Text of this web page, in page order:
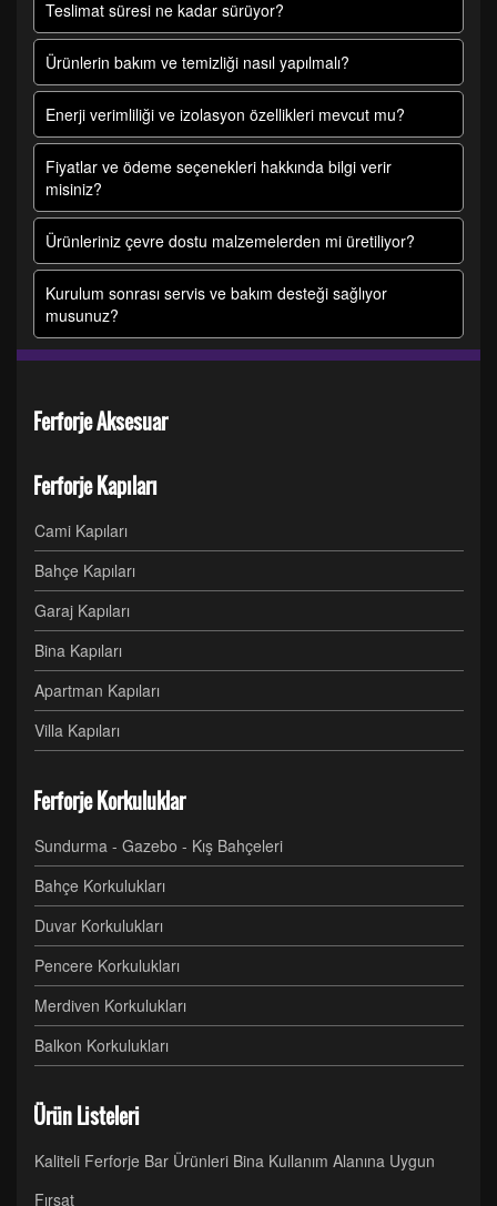
Teslimat süresi ne kadar sürüyor?
Ürünlerin bakım ve temizliği nasıl yapılmalı?
Enerji verimliliği ve izolasyon özellikleri mevcut mu?
Fiyatlar ve ödeme seçenekleri hakkında bilgi verir
misiniz?
Ürünleriniz çevre dostu malzemelerden mi üretiliyor?
Kurulum sonrası servis ve bakım desteği sağlıyor
musunuz?
Ferforje Aksesuar
Ferforje Kapıları
Cami Kapıları
Bahçe Kapıları
Garaj Kapıları
Bina Kapıları
Apartman Kapıları
Villa Kapıları
Ferforje Korkuluklar
Sundurma - Gazebo - Kış Bahçeleri
Bahçe Korkulukları
Duvar Korkulukları
Pencere Korkulukları
Merdiven Korkulukları
Balkon Korkulukları
Ürün Listeleri
Kaliteli Ferforje Bar Ürünleri Bina Kullanım Alanına Uygun
Fırsat